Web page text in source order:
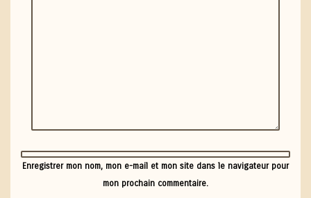
Enregistrer mon nom, mon e-mail et mon site dans le navigateur pour
mon prochain commentaire.